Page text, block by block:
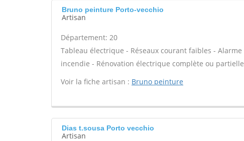
Bruno peinture Porto-vecchio
Artisan
Département: 20
Tableau électrique - Réseaux courant faibles -
incendie - Rénovation électrique complète ou
Voir la fiche artisan : Bruno peinture
Dias t.sousa Porto vecchio
Artisan